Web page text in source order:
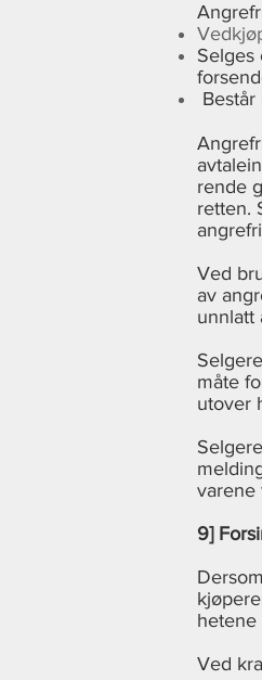
Selges
rende
retten.
Ved
av
unnlatt
måte
utover
varene
9]
hetene
Ved